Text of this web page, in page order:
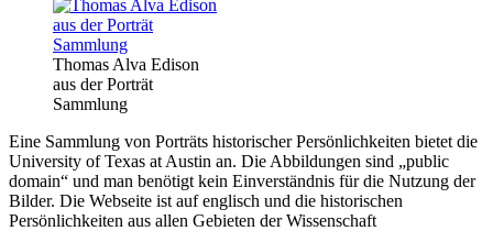
Thomas Alva Edison
aus der Porträt
Sammlung
Eine Sammlung von Porträts historischer Persönlichkeiten bietet die
University of Texas at Austin an. Die Abbildungen sind „public
domain“ und man benötigt kein Einverständnis für die Nutzung der
Bilder. Die Webseite ist auf englisch und die historischen
Persönlichkeiten aus allen Gebieten der Wissenschaft